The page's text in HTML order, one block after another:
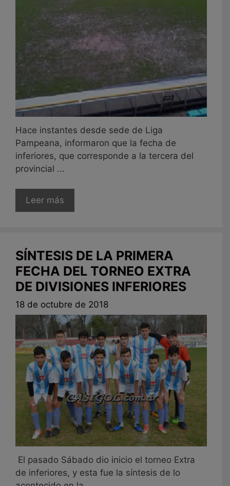
Hace instantes desde sede de Liga
Pampeana, informaron que la fecha de
inferiores, que corresponde a la tercera del
provincial ...
Leer más
SÍNTESIS DE LA PRIMERA
FECHA DEL TORNEO EXTRA
DE DIVISIONES INFERIORES
18 de octubre de 2018
El pasado Sábado dio inicio el torneo Extra
de inferiores, y esta fue la síntesis de lo